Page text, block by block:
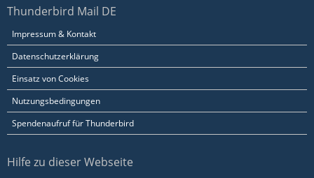
Thunderbird Mail DE
Impressum & Kontakt
Datenschutzerklärung
Einsatz von Cookies
Nutzungsbedingungen
Spendenaufruf für Thunderbird
Hilfe zu dieser Webseite